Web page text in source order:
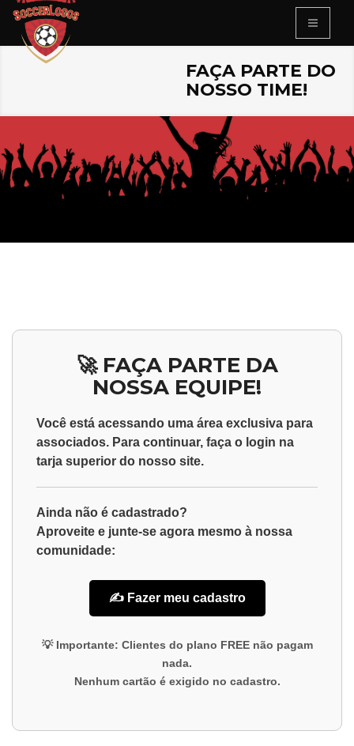
FAÇA PARTE DO
NOSSO TIME!
🚀 FAÇA PARTE DA
NOSSA EQUIPE!
Você está acessando uma área exclusiva para
associados. Para continuar, faça o login na
tarja superior do nosso site.
Ainda não é cadastrado?
Aproveite e junte-se agora mesmo à nossa
comunidade:
✍️ Fazer meu cadastro
💡 Importante: Clientes do plano FREEnão pagam
nada.
Nenhum cartão é exigido no cadastro.